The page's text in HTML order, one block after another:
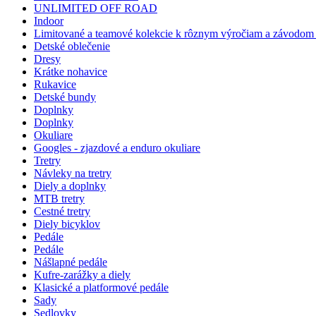
UNLIMITED OFF ROAD
Indoor
Limitované a teamové kolekcie k rôznym výročiam a
Detské oblečenie
Dresy
Krátke nohavice
Rukavice
Detské bundy
Doplnky
Doplnky
Okuliare
Googles - zjazdové a enduro okuliare
Tretry
Návleky na tretry
Diely a doplnky
MTB tretry
Cestné tretry
Diely bicyklov
Pedále
Pedále
Nášlapné pedále
Kufre-zarážky a diely
Klasické a platformové pedále
Sady
Sedlovky